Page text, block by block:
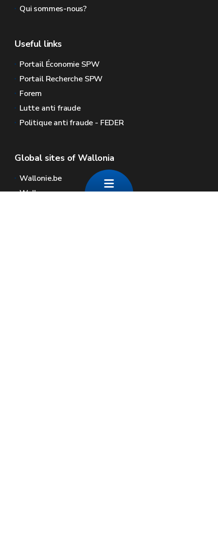
Qui sommes-nous?
Useful links
Portail Économie SPW
Portail Recherche SPW
Forem
Lutte anti fraude
Politique anti fraude - FEDER
Global sites of Wallonia
Wallonie.be
Walloon government